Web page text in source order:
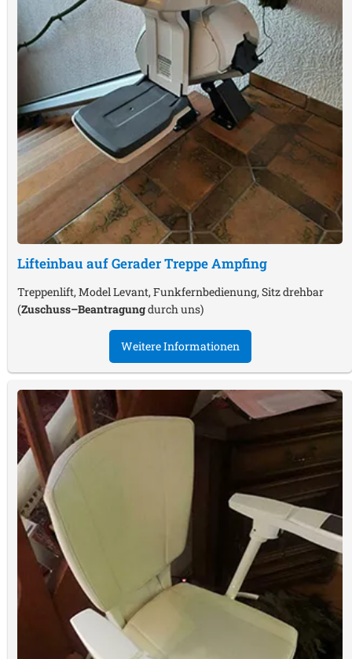
Lifteinbau auf Gerader TreppeAmpfing
Treppenlift, Model Levant, Funkfernbedienung, Sitz drehbar
(Zuschuss–Beantragungdurch uns)
Weitere Informationen